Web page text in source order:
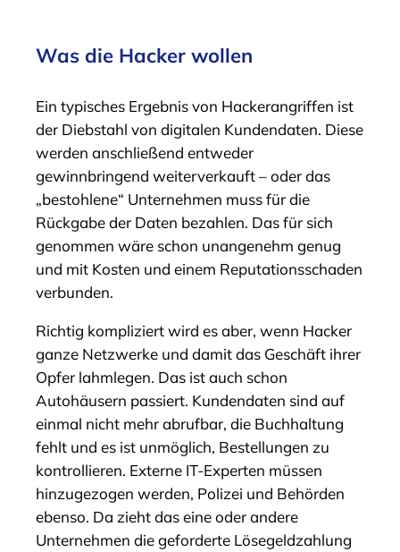
Was die Hacker wollen
Ein typisches Ergebnis von Hackerangriffen ist
der Diebstahl von digitalen Kundendaten. Diese
werden anschließend entweder
gewinnbringend weiterverkauft – oder das
„bestohlene“ Unternehmen muss für die
Rückgabe der Daten bezahlen. Das für sich
genommen wäre schon unangenehm genug
und mit Kosten und einem Reputationsschaden
verbunden.
Richtig kompliziert wird es aber, wenn Hacker
ganze Netzwerke und damit das Geschäft ihrer
Opfer lahmlegen. Das ist auch schon
Autohäusern passiert. Kundendaten sind auf
einmal nicht mehr abrufbar, die Buchhaltung
fehlt und es ist unmöglich, Bestellungen zu
kontrollieren. Externe IT-Experten müssen
hinzugezogen werden, Polizei und Behörden
ebenso. Da zieht das eine oder andere
Unternehmen die geforderte Lösegeldzahlung